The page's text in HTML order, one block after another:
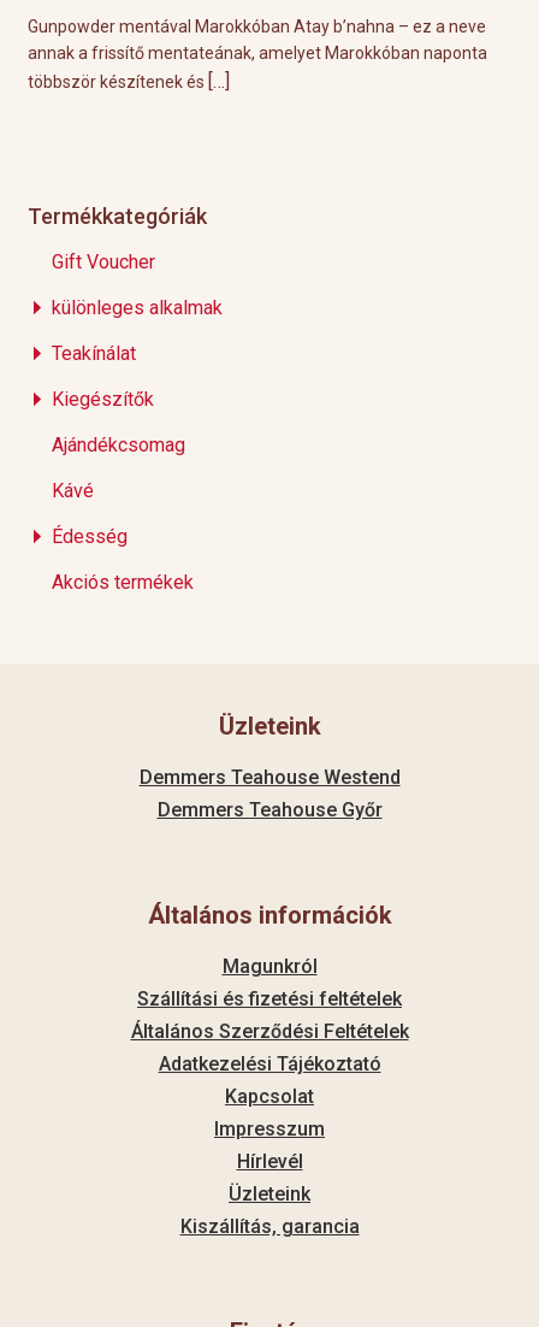
Gunpowder mentával Marokkóban Atay b’nahna – ez a neve
annak a frissítő mentateának, amelyet Marokkóban naponta
többször készítenek és […]
Termékkategóriák
Gift Voucher
különleges alkalmak
Teakínálat
Kiegészítők
Ajándékcsomag
Kávé
Édesség
Akciós termékek
Üzleteink
Demmers Teahouse Westend
Demmers Teahouse Győr
Általános információk
Magunkról
Szállítási és fizetési feltételek
Általános Szerződési Feltételek
Adatkezelési Tájékoztató
Kapcsolat
Impresszum
Hírlevél
Üzleteink
Kiszállítás, garancia